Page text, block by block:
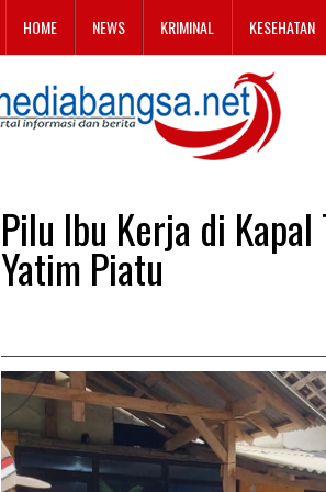
HOME NEWS KRIMINAL KESEHATAN
Pilu Ibu Kerja di Kapal
Yatim Piatu